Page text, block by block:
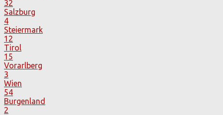
32
Salzburg
4
Steiermark
12
Tirol
15
Vorarlberg
3
Wien
54
Burgenland
2